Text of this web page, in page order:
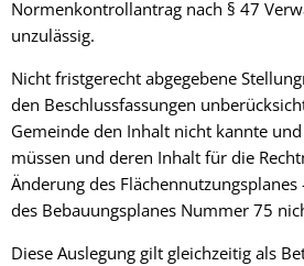
Normenkontrollantrag nach § 47
unzulässig.
Nicht fristgerecht abgegebene
den Beschlussfassungen
Gemeinde den Inhalt nicht kannte
müssen und deren Inhalt für die
Änderung des
des Bebauungsplanes Nummer 75
Diese Auslegung gilt gleichzeitig als